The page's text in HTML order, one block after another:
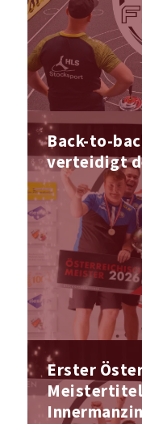
Back-to-
verteidigt
Erster